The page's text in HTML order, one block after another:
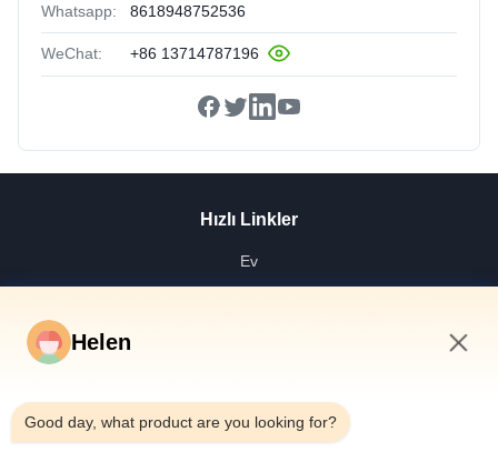
Whatsapp: 8618948752536
WeChat: +86 13714787196
Hızlı Linkler
Ev
Fabrika Turu
Kalite Kontrol
Helen
Good day, what product are you looking for?